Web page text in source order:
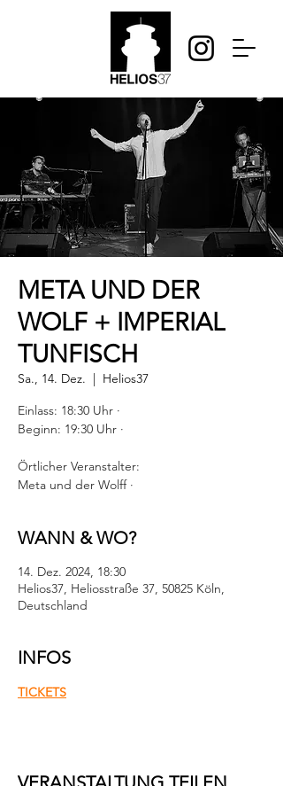
META UND DER
WOLF + IMPERIAL
TUNFISCH
Sa., 14. Dez.
  |
Helios37
Einlass: 18:30 Uhr ·
Beginn: 19:30 Uhr ·
Örtlicher Veranstalter:
Meta und der Wolff ·
WANN & WO?
14. Dez. 2024, 18:30
Helios37, Heliosstraße 37, 50825 Köln,
Deutschland
INFOS
TICKETS
VERANSTALTUNG TEILEN